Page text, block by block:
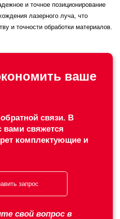
и точное позиционирование
лазерного луча, что
и точности обработки материалов.
ваше
связи. В
вами свяжется
комплектующие и
запрос
свой вопрос в